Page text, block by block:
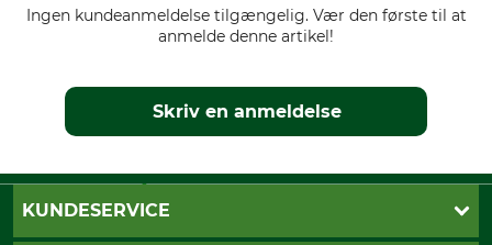
deep green
36
Ingen kundeanmeldelse tilgængelig. Vær den første til at
anmelde denne artikel!
Skriv en anmeldelse
KUNDESERVICE